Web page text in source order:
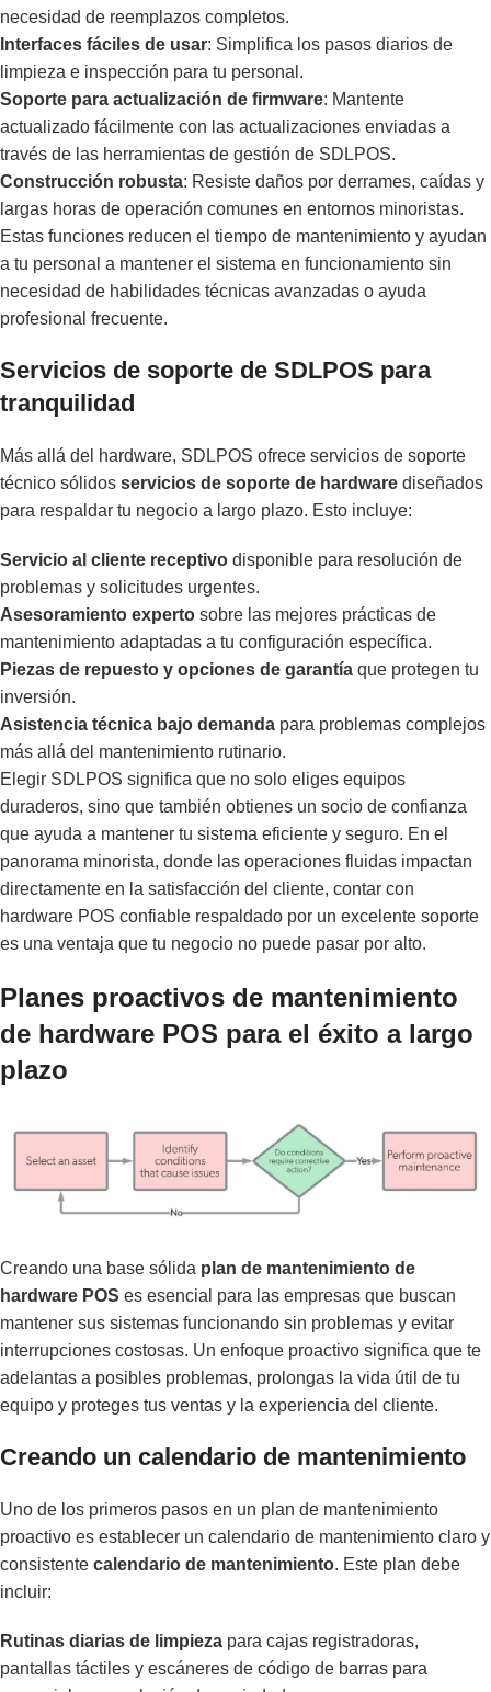
necesidad de reemplazos completos.
Interfaces fáciles de usar: Simplifica los pasos diarios de
limpieza e inspección para tu personal.
Soporte para actualización de firmware: Mantente
actualizado fácilmente con las actualizaciones enviadas a
través de las herramientas de gestión de SDLPOS.
Construcción robusta: Resiste daños por derrames, caídas y
largas horas de operación comunes en entornos minoristas.
Estas funciones reducen el tiempo de mantenimiento y ayudan
a tu personal a mantener el sistema en funcionamiento sin
necesidad de habilidades técnicas avanzadas o ayuda
profesional frecuente.
Servicios de soporte de SDLPOS para
tranquilidad
Más allá del hardware, SDLPOS ofrece servicios de soporte
técnico sólidos servicios de soporte de hardware diseñados
para respaldar tu negocio a largo plazo. Esto incluye:
Servicio al cliente receptivo disponible para resolución de
problemas y solicitudes urgentes.
Asesoramiento experto sobre las mejores prácticas de
mantenimiento adaptadas a tu configuración específica.
Piezas de repuesto y opciones de garantía que protegen tu
inversión.
Asistencia técnica bajo demanda para problemas complejos
más allá del mantenimiento rutinario.
Elegir SDLPOS significa que no solo eliges equipos
duraderos, sino que también obtienes un socio de confianza
que ayuda a mantener tu sistema eficiente y seguro. En el
panorama minorista, donde las operaciones fluidas impactan
directamente en la satisfacción del cliente, contar con
hardware POS confiable respaldado por un excelente soporte
es una ventaja que tu negocio no puede pasar por alto.
Planes proactivos de mantenimiento
de hardware POS para el éxito a largo
plazo
Creando una base sólida plan de mantenimiento de
hardware POS es esencial para las empresas que buscan
mantener sus sistemas funcionando sin problemas y evitar
interrupciones costosas. Un enfoque proactivo significa que te
adelantas a posibles problemas, prolongas la vida útil de tu
equipo y proteges tus ventas y la experiencia del cliente.
Creando un calendario de mantenimiento
Uno de los primeros pasos en un plan de mantenimiento
proactivo es establecer un calendario de mantenimiento claro y
consistente calendario de mantenimiento. Este plan debe
incluir:
Rutinas diarias de limpieza para cajas registradoras,
pantallas táctiles y escáneres de código de barras para